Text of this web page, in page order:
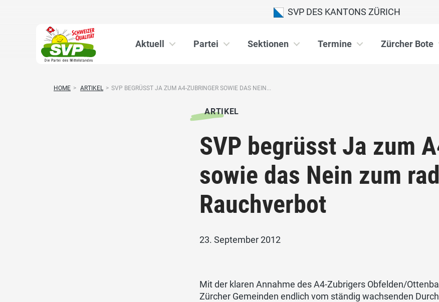
SVP DES KANTONS ZÜRICH
Aktuell Partei Sektionen Termine Zürcher Bote
HOME > ARTIKEL > SVP BEGRÜSST JA ZUM A4-ZUBRINGER SOWIE DAS NEIN...
ARTIKEL
SVP begrüsst Ja zum
sowie das Nein zum
Rauchverbot
23. September 2012
Mit der klaren Annahme des A4-Zubrigers Obfelden/
Zürcher Gemeinden endlich vom ständig wachsenden